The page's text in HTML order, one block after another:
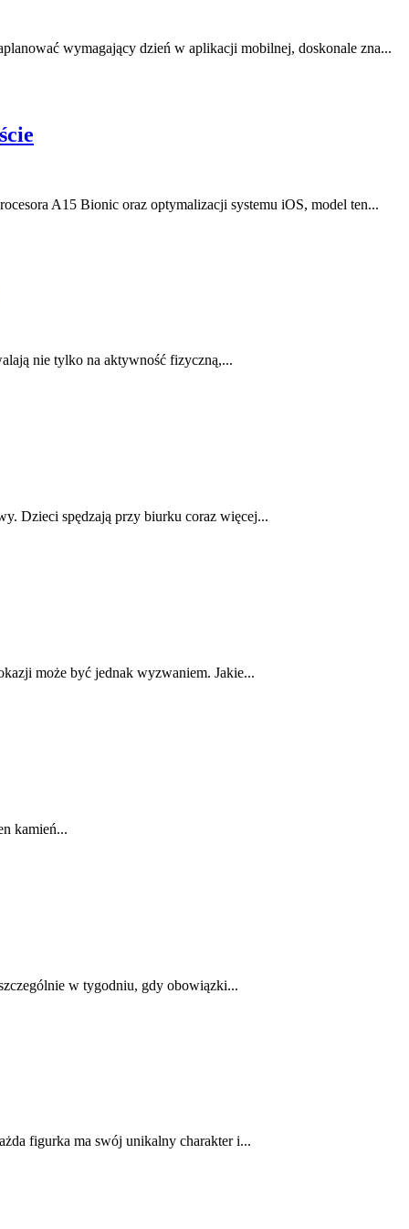
wymagający dzień w aplikacji mobilnej, doskonale zna...
A15 Bionic oraz optymalizacji systemu iOS, model ten...
nie tylko na aktywność fizyczną,...
Dzieci spędzają przy biurku coraz więcej...
może być jednak wyzwaniem. Jakie...
kamień...
w tygodniu, gdy obowiązki...
figurka ma swój unikalny charakter i...